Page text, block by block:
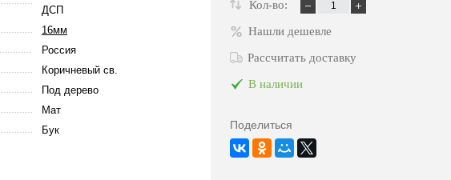
ДСП
16мм
Россия
Коричневый св.
Под дерево
Мат
Бук
Кол-во:
Нашли дешевле
Рассчитать доставку
В наличии
Поделиться